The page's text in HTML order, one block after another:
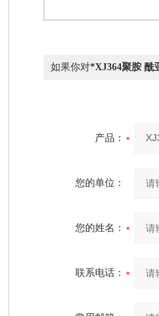
如果你对*XJ364聚胺 酰
产品：
您的单位：
您的姓名：
联系电话：